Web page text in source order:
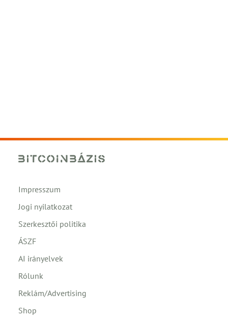
Impresszum
Jogi nyilatkozat
Szerkesztői politika
ÁSZF
AI irányelvek
Rólunk
Reklám/Advertising
Shop